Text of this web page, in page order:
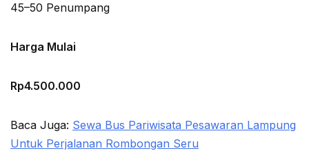
45–50 Penumpang
Harga Mulai
Rp4.500.000
Baca Juga: Sewa Bus Pariwisata Pesawaran Lampung
Untuk Perjalanan Rombongan Seru